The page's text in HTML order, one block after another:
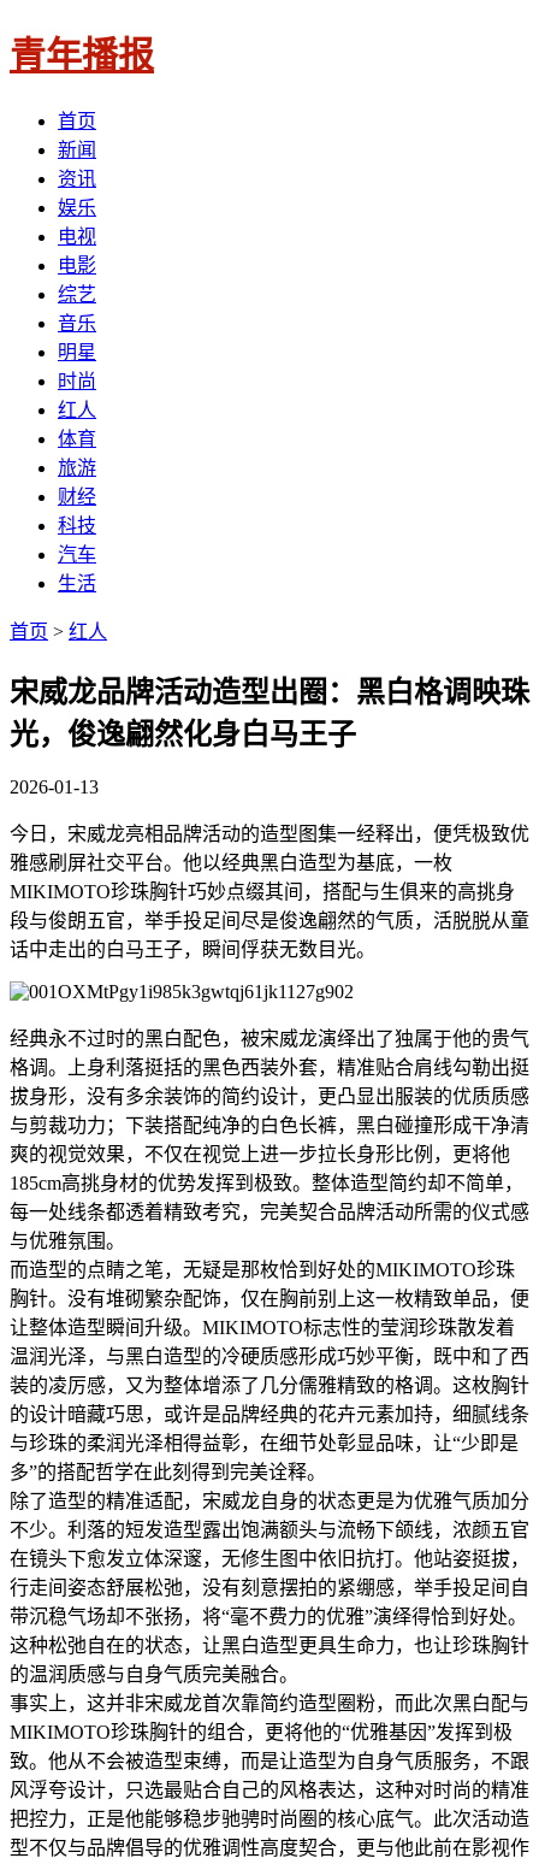
青年播报
首页
新闻
资讯
娱乐
电视
电影
综艺
音乐
明星
时尚
红人
体育
旅游
财经
科技
汽车
生活
首页 > 红人
宋威龙品牌活动造型出圈：黑白格调映珠
光，俊逸翩然化身白马王子
2026-01-13
今日，宋威龙亮相品牌活动的造型图集一经释出，便凭极致优
雅感刷屏社交平台。他以经典黑白造型为基底，一枚
MIKIMOTO珍珠胸针巧妙点缀其间，搭配与生俱来的高挑身
段与俊朗五官，举手投足间尽是俊逸翩然的气质，活脱脱从童
话中走出的白马王子，瞬间俘获无数目光。
经典永不过时的黑白配色，被宋威龙演绎出了独属于他的贵气
格调。上身利落挺括的黑色西装外套，精准贴合肩线勾勒出挺
拔身形，没有多余装饰的简约设计，更凸显出服装的优质质感
与剪裁功力；下装搭配纯净的白色长裤，黑白碰撞形成干净清
爽的视觉效果，不仅在视觉上进一步拉长身形比例，更将他
185cm高挑身材的优势发挥到极致。整体造型简约却不简单，
每一处线条都透着精致考究，完美契合品牌活动所需的仪式感
与优雅氛围。
而造型的点睛之笔，无疑是那枚恰到好处的MIKIMOTO珍珠
胸针。没有堆砌繁杂配饰，仅在胸前别上这一枚精致单品，便
让整体造型瞬间升级。MIKIMOTO标志性的莹润珍珠散发着
温润光泽，与黑白造型的冷硬质感形成巧妙平衡，既中和了西
装的凌厉感，又为整体增添了几分儒雅精致的格调。这枚胸针
的设计暗藏巧思，或许是品牌经典的花卉元素加持，细腻线条
与珍珠的柔润光泽相得益彰，在细节处彰显品味，让“少即是
多”的搭配哲学在此刻得到完美诠释。
除了造型的精准适配，宋威龙自身的状态更是为优雅气质加分
不少。利落的短发造型露出饱满额头与流畅下颌线，浓颜五官
在镜头下愈发立体深邃，无修生图中依旧抗打。他站姿挺拔，
行走间姿态舒展松弛，没有刻意摆拍的紧绷感，举手投足间自
带沉稳气场却不张扬，将“毫不费力的优雅”演绎得恰到好处。
这种松弛自在的状态，让黑白造型更具生命力，也让珍珠胸针
的温润质感与自身气质完美融合。
事实上，这并非宋威龙首次靠简约造型圈粉，而此次黑白配与
MIKIMOTO珍珠胸针的组合，更将他的“优雅基因”发挥到极
致。他从不会被造型束缚，而是让造型为自身气质服务，不跟
风浮夸设计，只选最贴合自己的风格表达，这种对时尚的精准
把控力，正是他能够稳步驰骋时尚圈的核心底气。此次活动造
型不仅与品牌倡导的优雅调性高度契合，更与他此前在影视作